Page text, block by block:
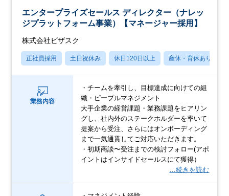
エンタープライズセールス ディレクター（ナレッ
ジプラットフォーム事業）【マネージャー採用】
株式会社ビザスク
正社員採用 土日祝休み 休日120日以上 産休・育休あり
業務内容
・チームを牽引し、目標達成に向けての組
織・ピープルマネジメント
大手企業の経営課題・業務課題をヒアリン
グし、社内外のステークホルダーを率いて
提案から受注、さらにはオンボーディング
まで一気通貫してご対応いただきます。
・初期商談〜受注までの検討フォロー(アポ
イントはインサイドセールスにて獲得）
…続きを読む